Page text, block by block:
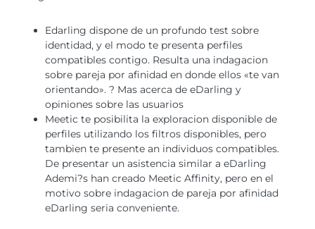
Edarling dispone de un profundo test sobre
identidad, y el modo te presenta perfiles
compatibles contigo. Resulta una indagacion
sobre pareja por afinidad en donde ellos «te van
orientando». ? Mas acerca de eDarling y
opiniones sobre las usuarios
Meetic te posibilita la exploracion disponible de
perfiles utilizando los filtros disponibles, pero
tambien te presente an individuos compatibles.
De presentar un asistencia similar a eDarling
Ademi?s han creado Meetic Affinity, pero en el
motivo sobre indagacion de pareja por afinidad
eDarling seri­a conveniente.